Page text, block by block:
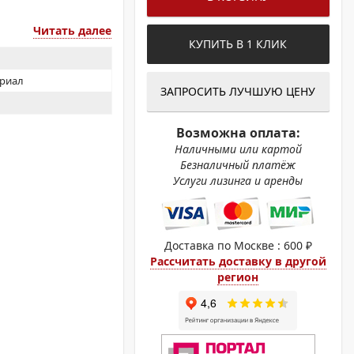
Читать далее
КУПИТЬ В 1 КЛИК
ЗАПРОСИТЬ ЛУЧШУЮ ЦЕНУ
Возможна оплата:
Наличными или картой
Безналичный платёж
Услуги лизинга и аренды
Доставка по Москве : 600 ₽
Рассчитать доставку в другой
регион